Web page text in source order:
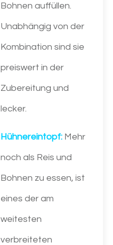
Bohnen auffüllen.
Unabhängig von der
Kombination sind sie
preiswert in der
Zubereitung und
lecker.
Hühnereintopf: Mehr
noch als Reis und
Bohnen zu essen, ist
eines der am
weitesten
verbreiteten